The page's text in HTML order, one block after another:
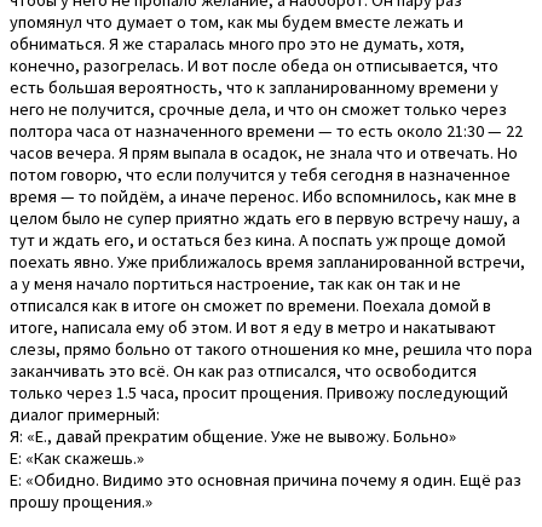
упомянул что думает о том, как мы будем вместе лежать и
обниматься. Я же старалась много про это не думать, хотя,
конечно, разогрелась. И вот после обеда он отписывается, что
есть большая вероятность, что к запланированному времени у
него не получится, срочные дела, и что он сможет только через
полтора часа от назначенного времени — то есть около 21:30 — 22
часов вечера. Я прям выпала в осадок, не знала что и отвечать. Но
потом говорю, что если получится у тебя сегодня в назначенное
время — то пойдём, а иначе перенос. Ибо вспомнилось, как мне в
целом было не супер приятно ждать его в первую встречу нашу, а
тут и ждать его, и остаться без кина. А поспать уж проще домой
поехать явно. Уже приближалось время запланированной встречи,
а у меня начало портиться настроение, так как он так и не
отписался как в итоге он сможет по времени. Поехала домой в
итоге, написала ему об этом. И вот я еду в метро и накатывают
слезы, прямо больно от такого отношения ко мне, решила что пора
заканчивать это всё. Он как раз отписался, что освободится
только через 1.5 часа, просит прощения. Привожу последующий
диалог примерный:
Я: «Е., давай прекратим общение. Уже не вывожу. Больно»
Е: «Как скажешь.»
Е: «Обидно. Видимо это основная причина почему я один. Ещё раз
прошу прощения.»